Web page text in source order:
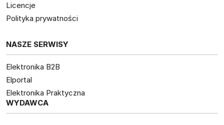
Licencje
Polityka prywatności
NASZE SERWISY
Elektronika B2B
Elportal
Elektronika Praktyczna
WYDAWCA